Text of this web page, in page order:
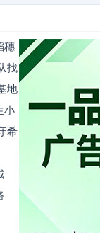
穗
找
地
小
希